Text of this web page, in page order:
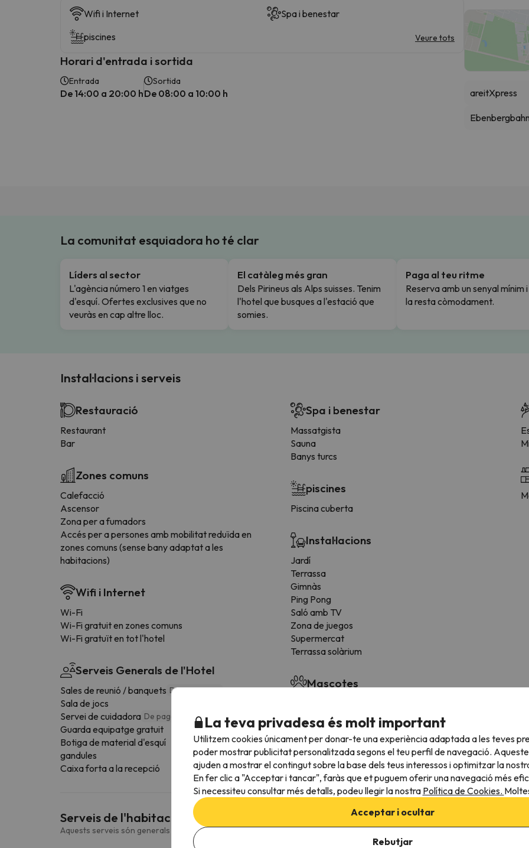
Wifi i Internet
Spa i benestar
piscines
Veure tots
Horari d'entrada i sortida
Entrada
De 14:00 a 20:00 h
Sortida
De 08:00 a 10:00 h areitXpress
La comunitat esquiadora ho té clar
Líders al sector
L'agència número 1 en viatges
d'esquí. Ofertes exclusives que no
veuràs en cap altre lloc.
El catàleg més gran
Dels Pirineus als Alps suisses. Tenim
l'hotel que busques a l'estació que
somies.
Paga al teu ritme
Reserva amb un senyal mínim
la resta còmodament.
Instal·lacions i serveis
Restauració
Restaurant
Bar
Zones comuns
Calefacció
Ascensor
Zona per a fumadors
Accés per a persones amb mobilitat reduïda en
zones comuns (sense bany adaptat a les
habitacions)
Wifi i Internet
Wi-Fi
Wi-Fi gratuit en zones comuns
Wi-Fi gratuït en tot l'hotel
Serveis Generals de l'Hotel
Sales de reunió / banquets De pagament
Sala de jocs
Servei de cuidadora De pagament
Guarda equipatge gratuit
Botiga de material d'esquí
gandules
Caixa forta a la recepció
Spa i benestar
Massatgista
Sauna
Banys turcs
piscines
Piscina cuberta
Instal·lacions
Jardí
Terrassa
Gimnàs
Ping Pong
Saló amb TV
Zona de juegos
Supermercat
Terrassa solàrium
Mascotes
directe a l'hotel)
Guardaesquís
Guarda esquís de pagament
Serveis de l'habitació
Aquests serveis són generals i poden variar en funció de la tipologia d'habitació.
La teva privadesa és molt important
Utilitzem cookies únicament per donar-te una experiència adaptada a les teves
poder mostrar publicitat personalitzada segons el teu perfil de navegació.
ajuden a mostrar el contingut sobre la base dels teus interessos i optimitzar la
En fer clic a "Acceptar i tancar", faràs que et puguem oferir una navegació més
Si necessiteu consultar més detalls, podeu llegir la nostra Política de Cookies.
Acceptar i ocultar
Rebutjar